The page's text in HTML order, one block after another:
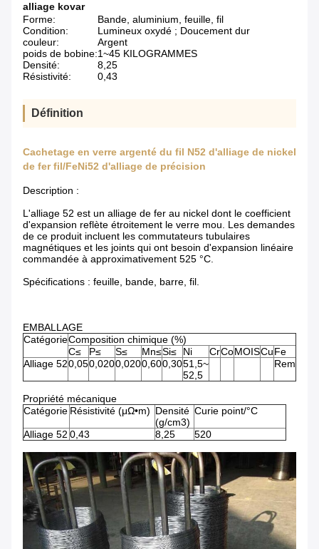
alliage kovar
Forme:
Bande, aluminium, feuille, fil
Condition:
Lumineux oxydé ; Doucement dur
couleur:
Argent
poids de bobine:1~45 KILOGRAMMES
Densité:
8,25
Résistivité:
0,43
Définition
Cachetage en verre argenté du fil N52 d'alliage de nickel
de fer fil/FeNi52 d'alliage de précision
Description :
L'alliage 52 est un alliage de fer au nickel dont le coefficient
d'expansion reflète étroitement le verre mou. Les demandes
de ce produit incluent les commutateurs tubulaires
magnétiques et les joints qui ont besoin d'expansion linéaire
commandée à approximativement 525 °C.
Spécifications : feuille, bande, barre, fil.
EMBALLAGE
CatégorieComposition chimique (%)
C≤
P≤ S≤ Mn≤Si≤ Ni CrCoMOISCuFe
Alliage 520,050,0200,0200,600,3051,5~
52,5
Rem
Propriété mécanique
Catégorie Résistivité (μΩ•m) Densité
(g/cm3)
Curie point/°C
Alliage 52 0,43 8,25 520